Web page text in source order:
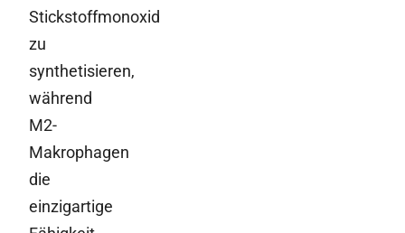
Stickstoffmonoxid
zu
synthetisieren,
während
M2-
Makrophagen
die
einzigartige